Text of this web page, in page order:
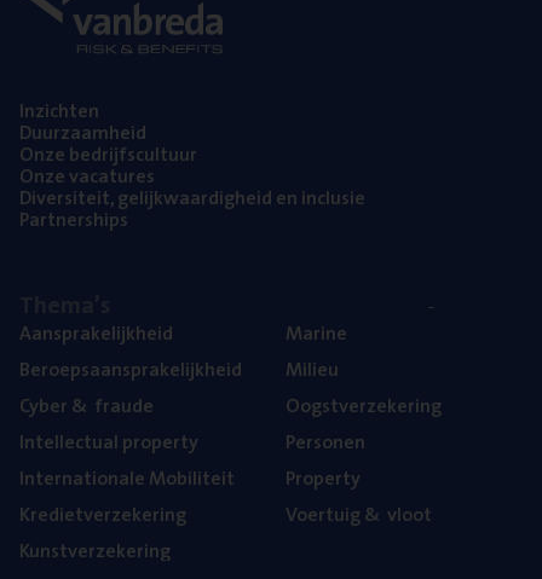
Inzich­ten
Duur­zaam­heid
Onze bedrijfs­cul­tuur
Onze vaca­tu­res
Diver­si­teit, gelijk­waar­dig­heid en inclusie
Part­ner­ships
Aan­spra­ke­lijk­heid
Beroeps­aan­spra­ke­lijk­heid
Cyber& fraude
Intel­lec­tu­al property
Inter­na­ti­o­na­le Mobiliteit
Kre­diet­ver­ze­ke­ring
Kunst­ver­ze­ke­ring
Mari­ne
Mili­eu
Oogst­ver­ze­ke­ring
Per­so­nen
Pro­per­ty
Voer­tuig& vloot